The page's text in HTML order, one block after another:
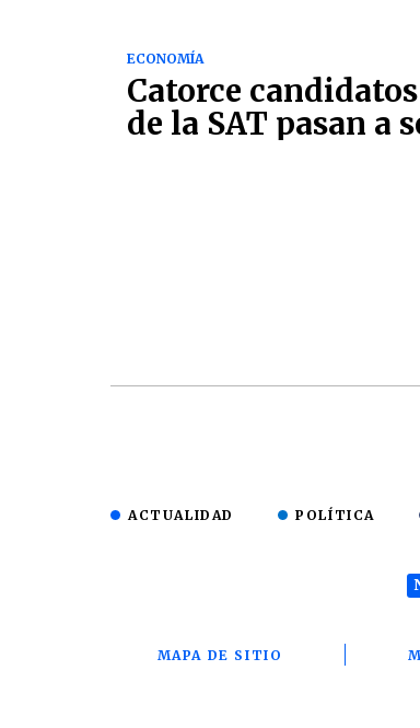
ECONOMÍA
Catorce
de la SAT pasan a
ACTUALIDAD POLÍTICA
MAPA DE SITIO